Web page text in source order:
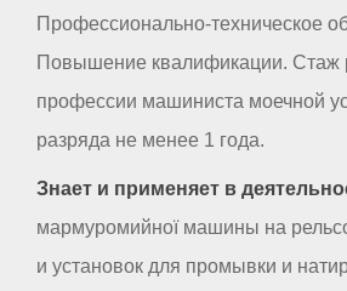
Профессионально-техническое
Повышение квалификации. Стаж
профессии машиниста моечной
разряда не менее 1 года.
Знает и применяет в
мармуромийної машины на
и установок для промывки и